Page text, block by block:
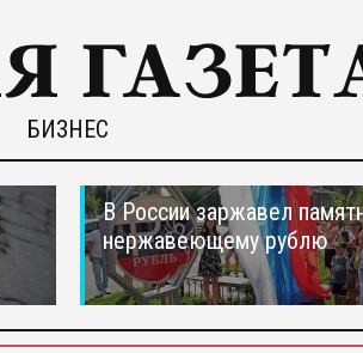
БИЗНЕС
В России заржавел
нержавеющему рублю